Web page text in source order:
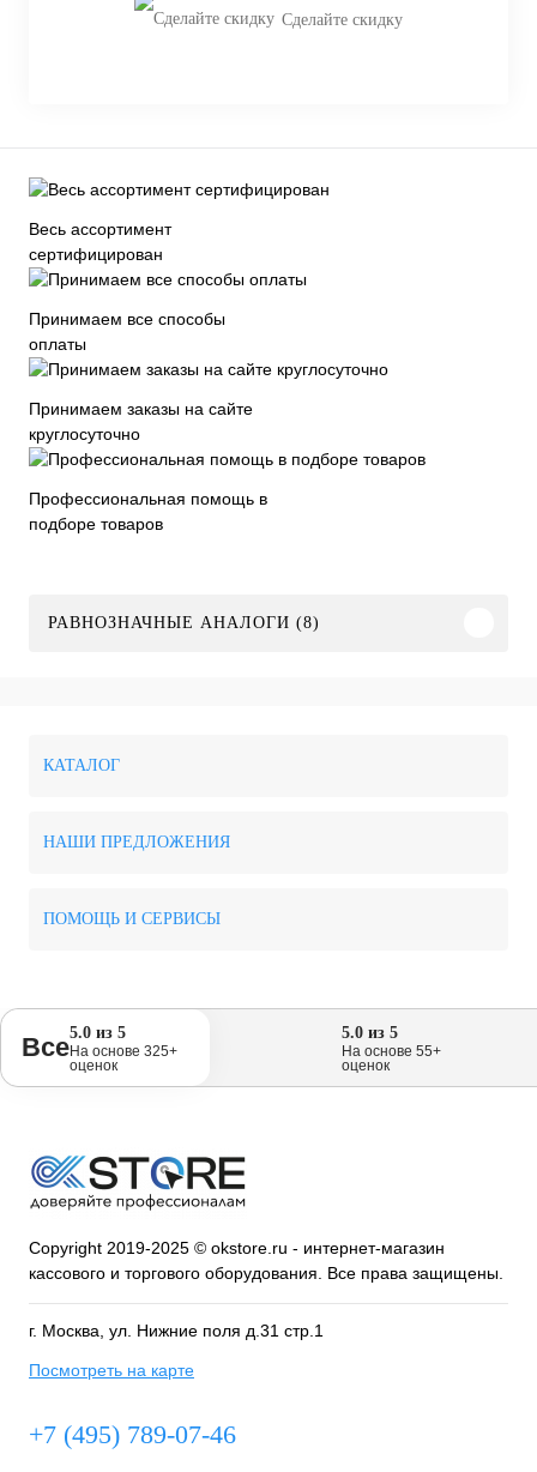
Сделайте скидку
Весь ассортимент
сертифицирован
Принимаем все способы
оплаты
Принимаем заказы на сайте
круглосуточно
Профессиональная помощь в
подборе товаров
РАВНОЗНАЧНЫЕ АНАЛОГИ (8)
КАТАЛОГ
НАШИ ПРЕДЛОЖЕНИЯ
ПОМОЩЬ И СЕРВИСЫ
Все5.0 из 5
На основе 325+
оценок
5.0 из 5
На основе 55+
оценок
Copyright 2019-2025 © okstore.ru - интернет-магазин
кассового и торгового оборудования. Все права защищены.
г. Москва, ул. Нижние поля д.31 стр.1
Посмотреть на карте
+7 (495) 789-07-46